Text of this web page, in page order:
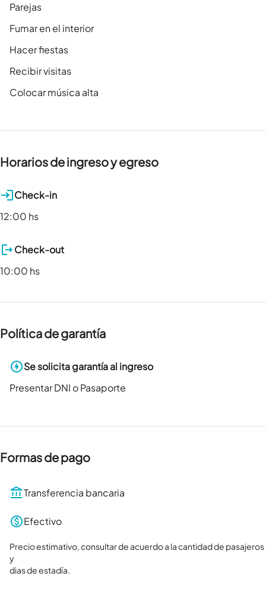
Parejas
Fumar en el interior
Hacer fiestas
Recibir visitas
Colocar música alta
Horarios de ingreso y egreso
Check-in
12:00 hs
Check-out
10:00 hs
Política de garantía
Se solicita garantía al ingreso
Presentar DNI o Pasaporte
Formas de pago
Transferencia bancaria
Efectivo
Precio estimativo, consultar de acuerdo a la cantidad de pasajeros
y
dias de estadía.